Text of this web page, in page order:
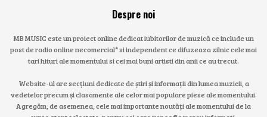
Despre noi
MB MUSIC este un proiect online dedicat iubitorilor de muzică ce include un
post de radio online necomercial* si independent ce difuzeaza zilnic cele mai
tari hituri ale momentului si cei mai buni artisti din anii ce au trecut.
Website-ul are secțiuni dedicate de știri și informații din lumea muzicii, a
vedetelor precum și clasamente ale celor mai populare piese ale momentului.
Agregăm, de asemenea, cele mai importante noutăți ale momentului de la